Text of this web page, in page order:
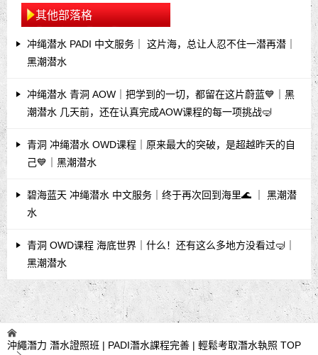
其他部落格
冲绳潜水 PADI 中文服务｜ 这片海，总让人忍不住一潜再潜｜
黑潮潜水
冲绳潜水 青洞 AOW｜把学到的一切，都留在这片蔚蓝💙｜黑
潮潜水 几天前，还在认真完成AOW课程的每一项挑战🤿
青洞 冲绳潜水 OWD课程｜原来最大的突破，是超越昨天的自
己💙｜黑潮潜水
碧海蓝天 冲绳潜水 中文服务｜终于再次回到海里🌊 ｜ 黑潮潜
水
青洞 OWD课程 海底世界｜什么！还有这么多地方没看过🤿｜
黑潮潜水
沖繩潛力 潛水證照班 | PADI潛水課程完善 | 輕鬆考取潛水執照 TOP